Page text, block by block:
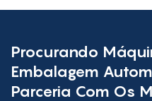
Procurando
Embalagem
Parceria Com Os